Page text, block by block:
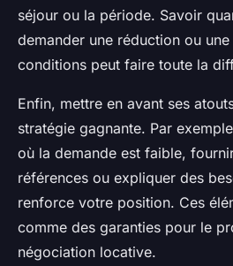
séjour ou la période. Savoir
demander une réduction ou
conditions peut faire toute la
Enfin, mettre en avant ses
stratégie gagnante. Par
où la demande est faible,
références ou expliquer des
renforce votre position. Ces
comme des garanties pour le
négociation locative.